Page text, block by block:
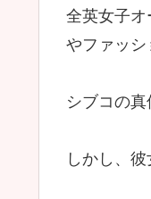
全英女子
やファッ
シブコの
しかし、